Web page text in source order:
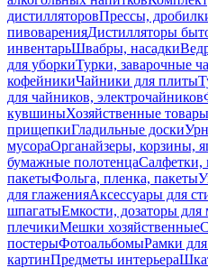
дистилляторовПрессы,
пивоваренияДистилляторы
инвентарьШвабры, насадки
для уборкиТурки, заварочные
кофейникиЧайники для плиты
для чайников, электрочайников
кувшиныХозяйственные товары
прищепкиГладильные доски
мусораОрганайзеры, корзины,
бумажные полотенцаСалфетки,
пакетыФольга, пленка, пакеты
для глаженияАксессуары для
шпагатыЕмкости, дозаторы
плечикиМешки хозяйственные
постерыФотоальбомыРамки
картинПредметы интерьера